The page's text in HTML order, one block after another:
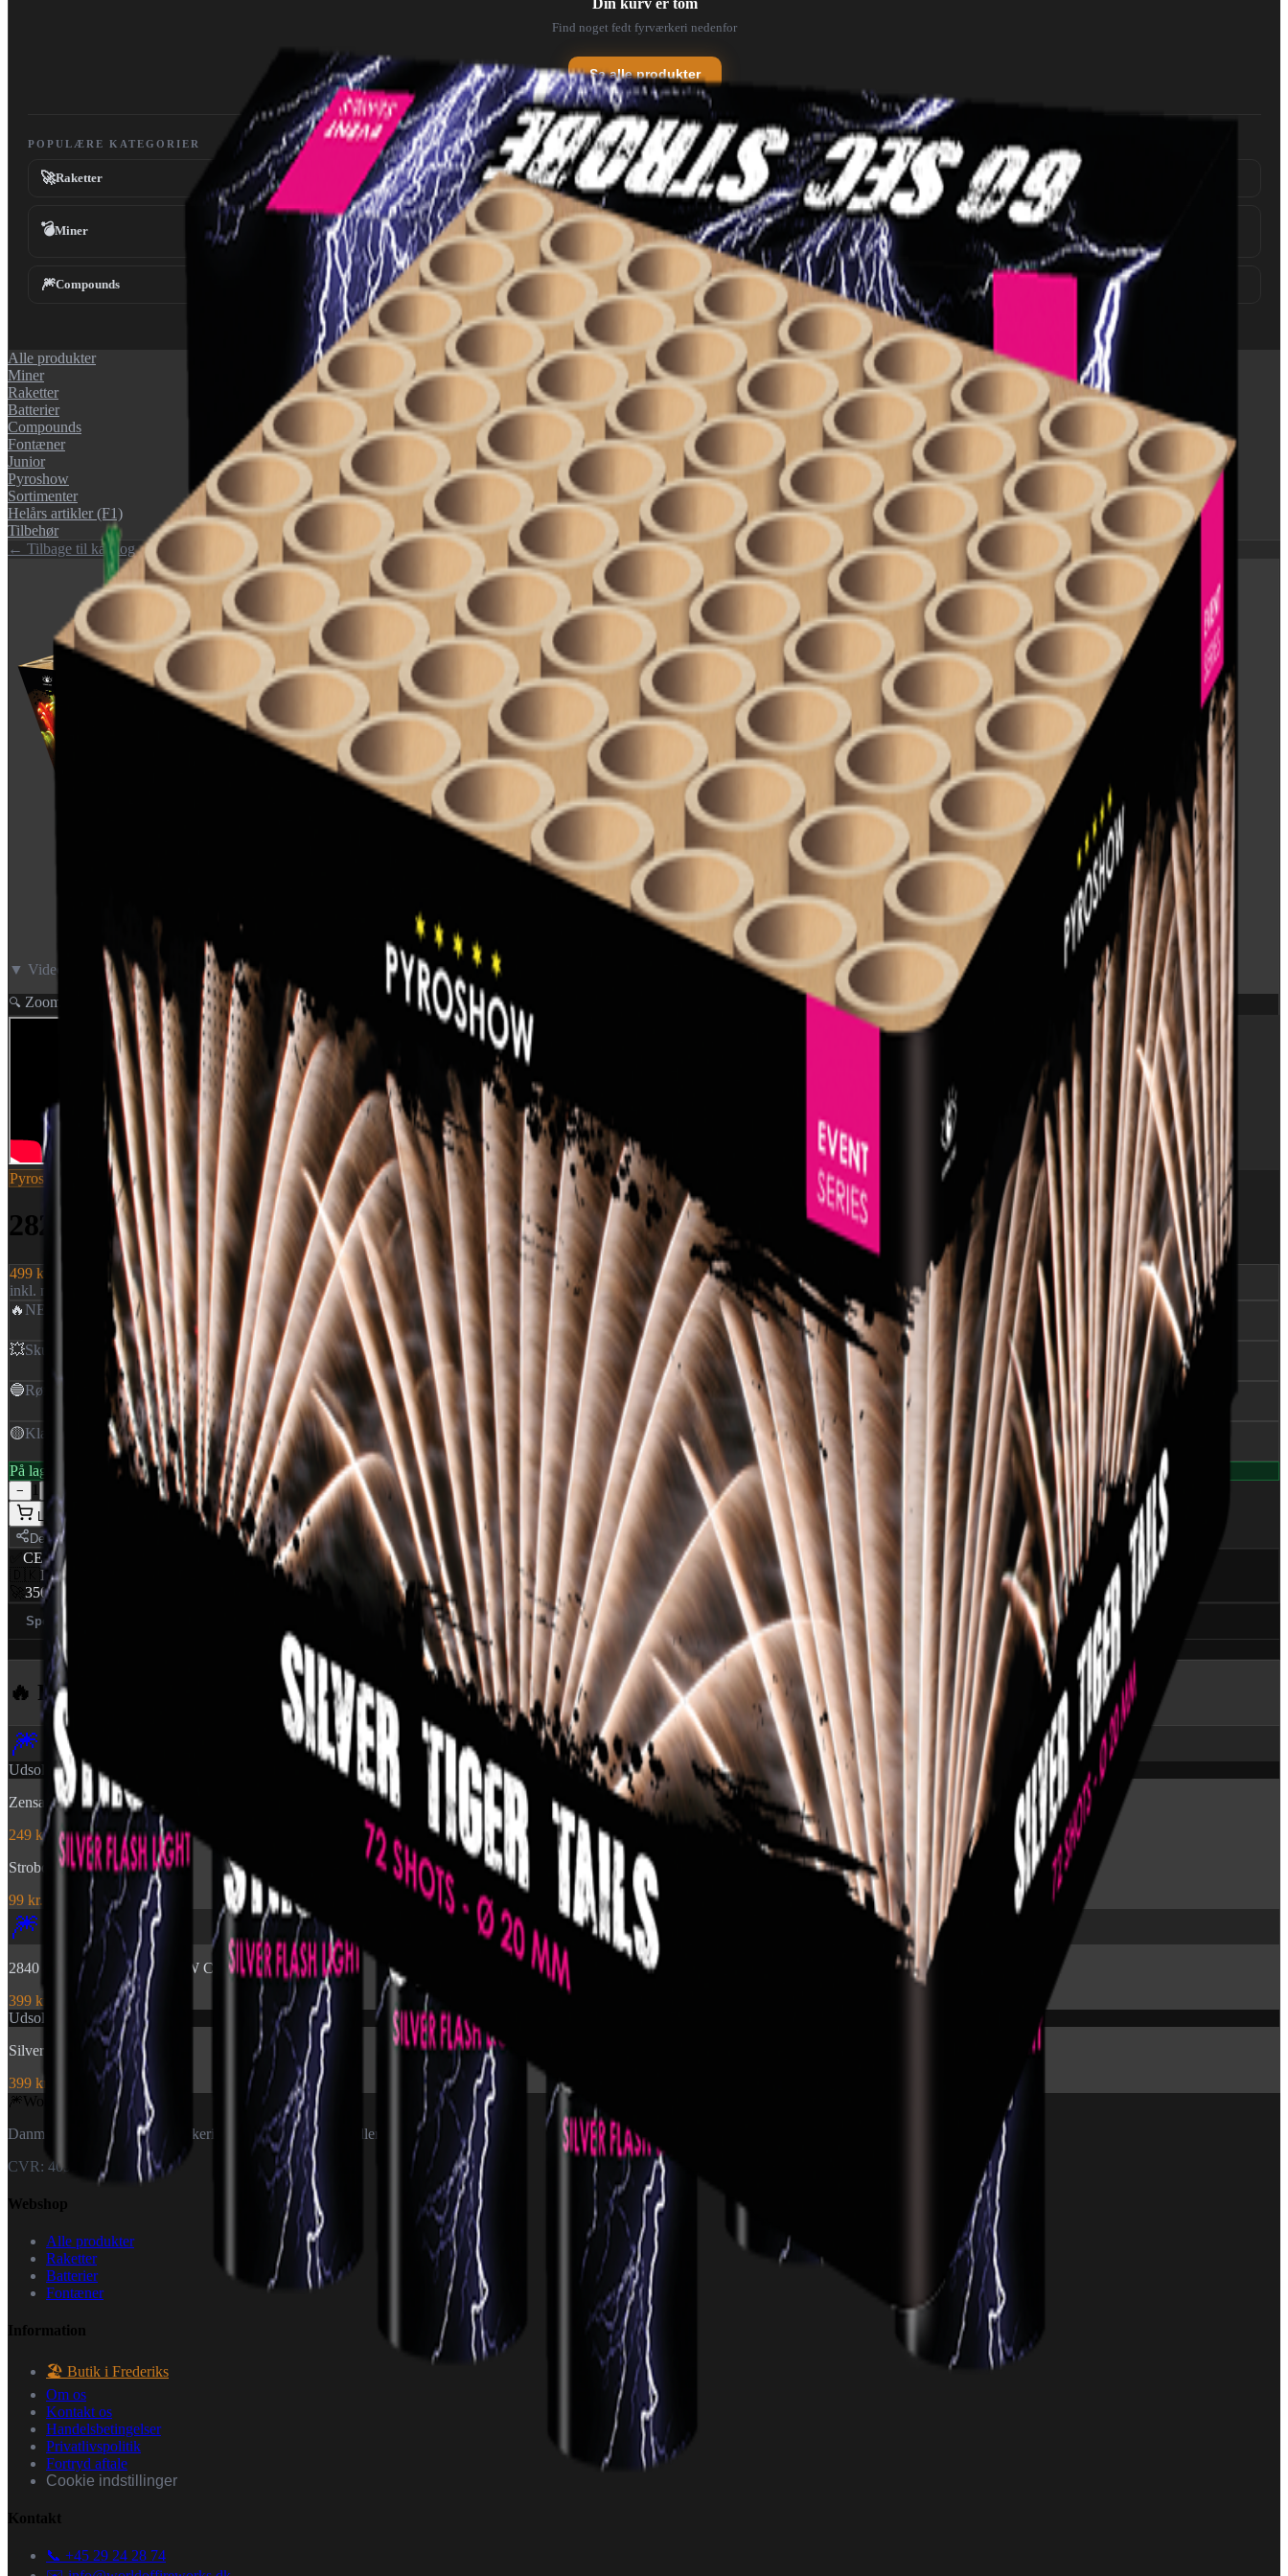
Find noget fedt fyrværkeri nedenfor
Se alle produkter
POPULÆRE KATEGORIER
🚀Raketter 💥Batterier
💣Miner ⛲Fontæner
🎆Compounds Tilbehør
Alle produkter
Miner
Raketter
Batterier
Compounds
Fontæner
Junior
Pyroshow
Sortimenter
Helårs artikler (F1)
Tilbehør
← Tilbage til katalog
▼ Video neden for
🔍 Zoom
Pyroshow SKU: 2820
2820 - Z-SHAPE: RED AND GREEN FALLING LEAVES
499 kr.
inkl. moms
🔥 NEM 0,399 Kg
💥Skud
🔵Rør Ø
🟡Klasse
På lager — klar til levering
− 1
Læg i kurv
Del
CE Godkendt
Dansk distributør
350+ produkter
Specifikationer (6)
🔥 Flere produkter fra Pyroshow
🎆
Udsolgt
Zensation: Brocade Crown
249 kr.
Stroboscope 60sec
99 kr.
🎆
2840 - TIME RAIN WILLOW CROSSETTE FAN
399 kr.
Udsolgt
Silver Tiger Tails
399 kr.
🎆World Of
Fireworks
Danmarks specialister i fyrværkeri — til private og forhandlere.
CVR: 40926151
Webshop
Alle produkter
Raketter
Batterier
Fontæner
Information
🏖️ Butik i Frederiks
Om os
Kontakt os
Handelsbetingelser
Privatlivspolitik
Fortryd aftale
Cookie indstillinger
Kontakt
📞 +45 29 24 28 74